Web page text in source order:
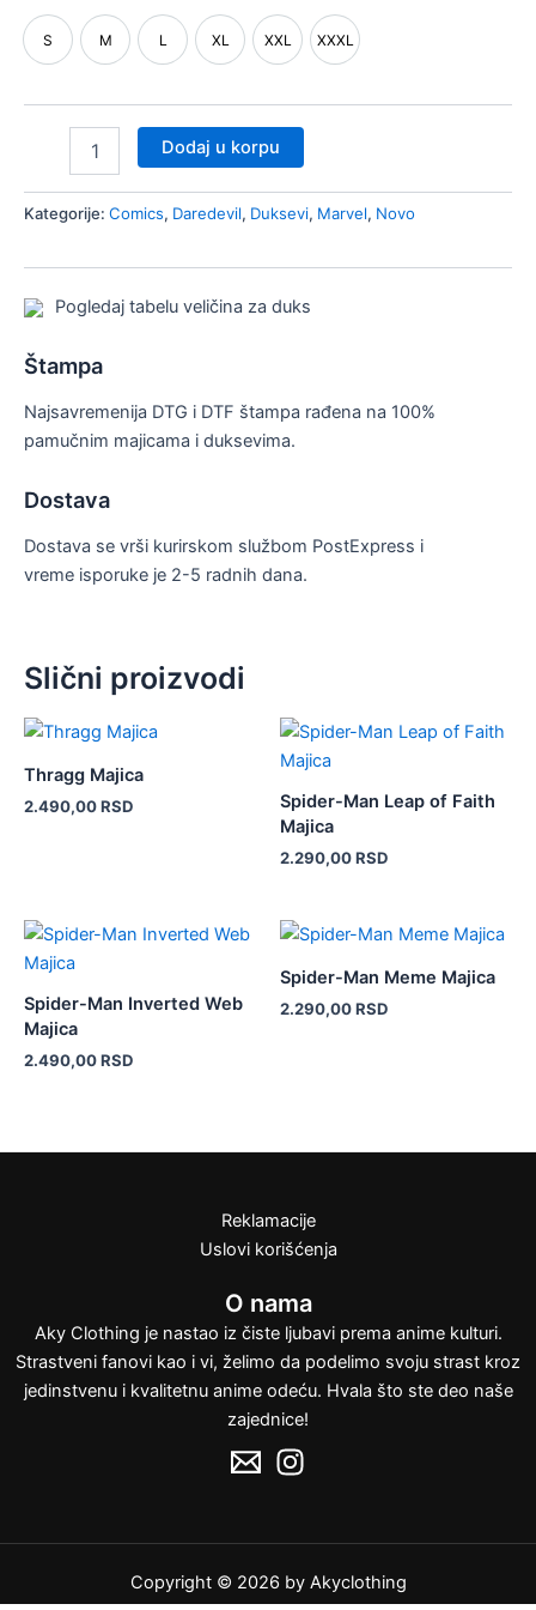
S M
M
L XL
XL
XXL
XXL
XXXL
XXXL
Dodaj u korpu
Kategorije: Comics, Daredevil, Duksevi, Marvel, Novo
Pogledaj tabelu veličina za duks
Štampa
Najsavremenija DTG i DTF štampa rađena na 100%
pamučnim majicama i duksevima.
Dostava
Dostava se vrši kurirskom službom PostExpress i
vreme isporuke je 2-5 radnih dana.
Slični proizvodi
Thragg Majica
2.490,00RSD
Ovaj
više
biti
izabrane
stranici
Spider-Man Leap of Faith
Majica
2.290,00RSD
Ovaj
proizvod
više
biti
na
stranici
Spider-Man Inverted Web
Majica
2.490,00RSD
Ovaj
proizvod
više
Spider-Man Meme Majica
2.290,00RSD
Ovaj
ima
više
stranici
proizvoda.
isključi
Reklamacije
Uslovi korišćenja
O nama
Aky Clothing je nastao iz čiste ljubavi prema anime kulturi.
Strastveni fanovi kao i vi, želimo da podelimo svoju strast kroz
jedinstvenu i kvalitetnu anime odeću. Hvala što ste deo naše
zajednice!
Copyright © 2026 by Akyclothing